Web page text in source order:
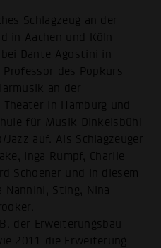
Schlagzeug an der
in Aachen und Köln
Dante Agostini in
Professor des Popkurs -
an der
in Hamburg und
für Musik Dinkelsbühl
auf. Als Schlagzeuger
Inga Rumpf, Charlie
Schoener und in diesem
Nannini, Sting, Nina
der Erweiterungsbau
2011 die Erweiterung